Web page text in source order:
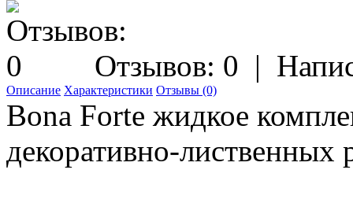
Отзывов: 0 |
Описание Характеристики Отзывы (0)
Bona Forte жидкое
декоративно-лиственных